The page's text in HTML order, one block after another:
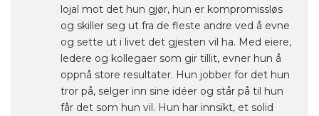
lojal mot det hun gjør, hun er kompromissløs
og skiller seg ut fra de fleste andre ved å evne
og sette ut i livet det gjesten vil ha. Med eiere,
ledere og kollegaer som gir tillit, evner hun å
oppnå store resultater. Hun jobber for det hun
tror på, selger inn sine idéer og står på til hun
får det som hun vil. Hun har innsikt, et solid